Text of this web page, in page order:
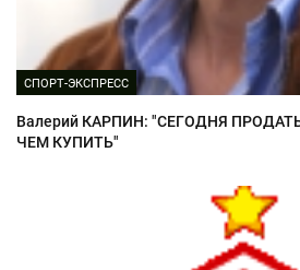
СПОРТ-ЭКСПРЕСС
Валерий КАРПИН: "СЕГОДНЯ
ЧЕМ КУПИТЬ"